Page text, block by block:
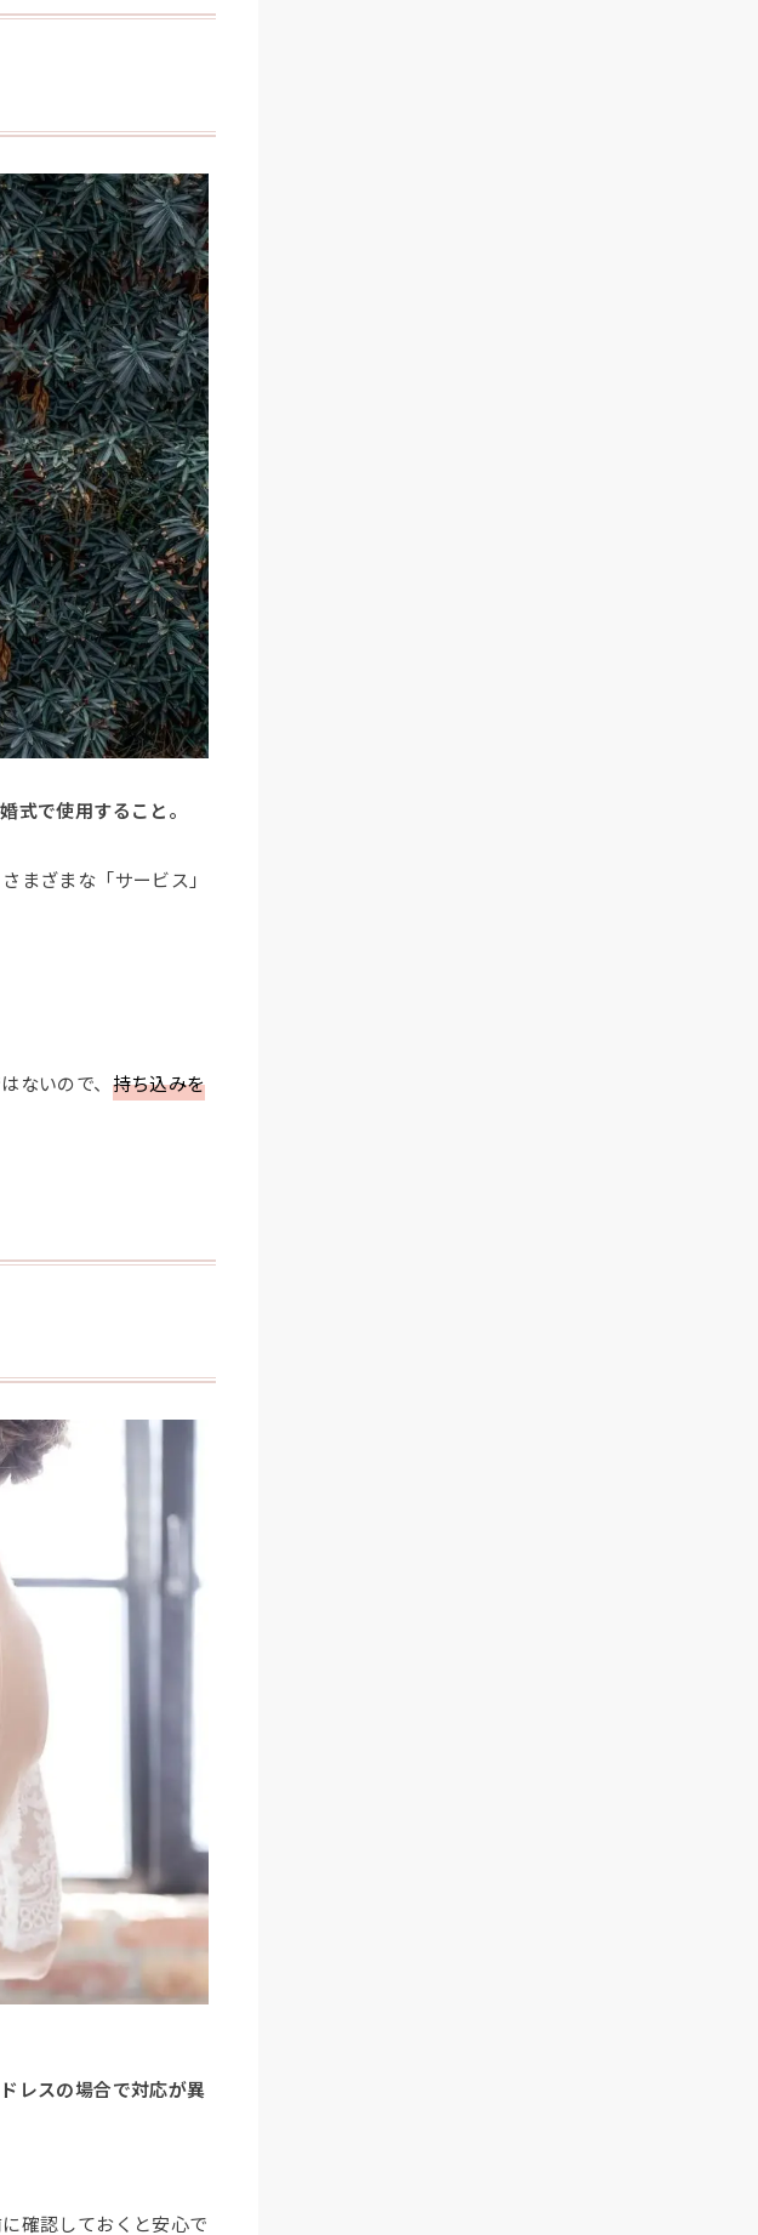
式で使用すること。
まざまな「サービス」
ないので、 持ち込みを
レスの場合で対応が異
確認しておくと安心で